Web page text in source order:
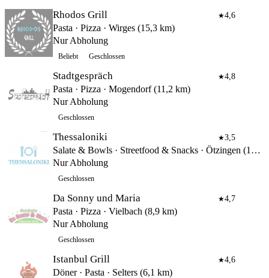
Rhodos Grill ★4,6
Pasta · Pizza · Wirges (15,3 km)
Nur Abholung
Beliebt Geschlossen
Stadtgespräch ★4,8
Pasta · Pizza · Mogendorf (11,2 km)
Nur Abholung
Geschlossen
Thessaloniki ★3,5
Salate & Bowls · Streetfood & Snacks · Ötzingen (13,5 km)
Nur Abholung
Geschlossen
Da Sonny und Maria ★4,7
Pasta · Pizza · Vielbach (8,9 km)
Nur Abholung
Geschlossen
Istanbul Grill ★4,6
Döner · Pasta · Selters (6,1 km)